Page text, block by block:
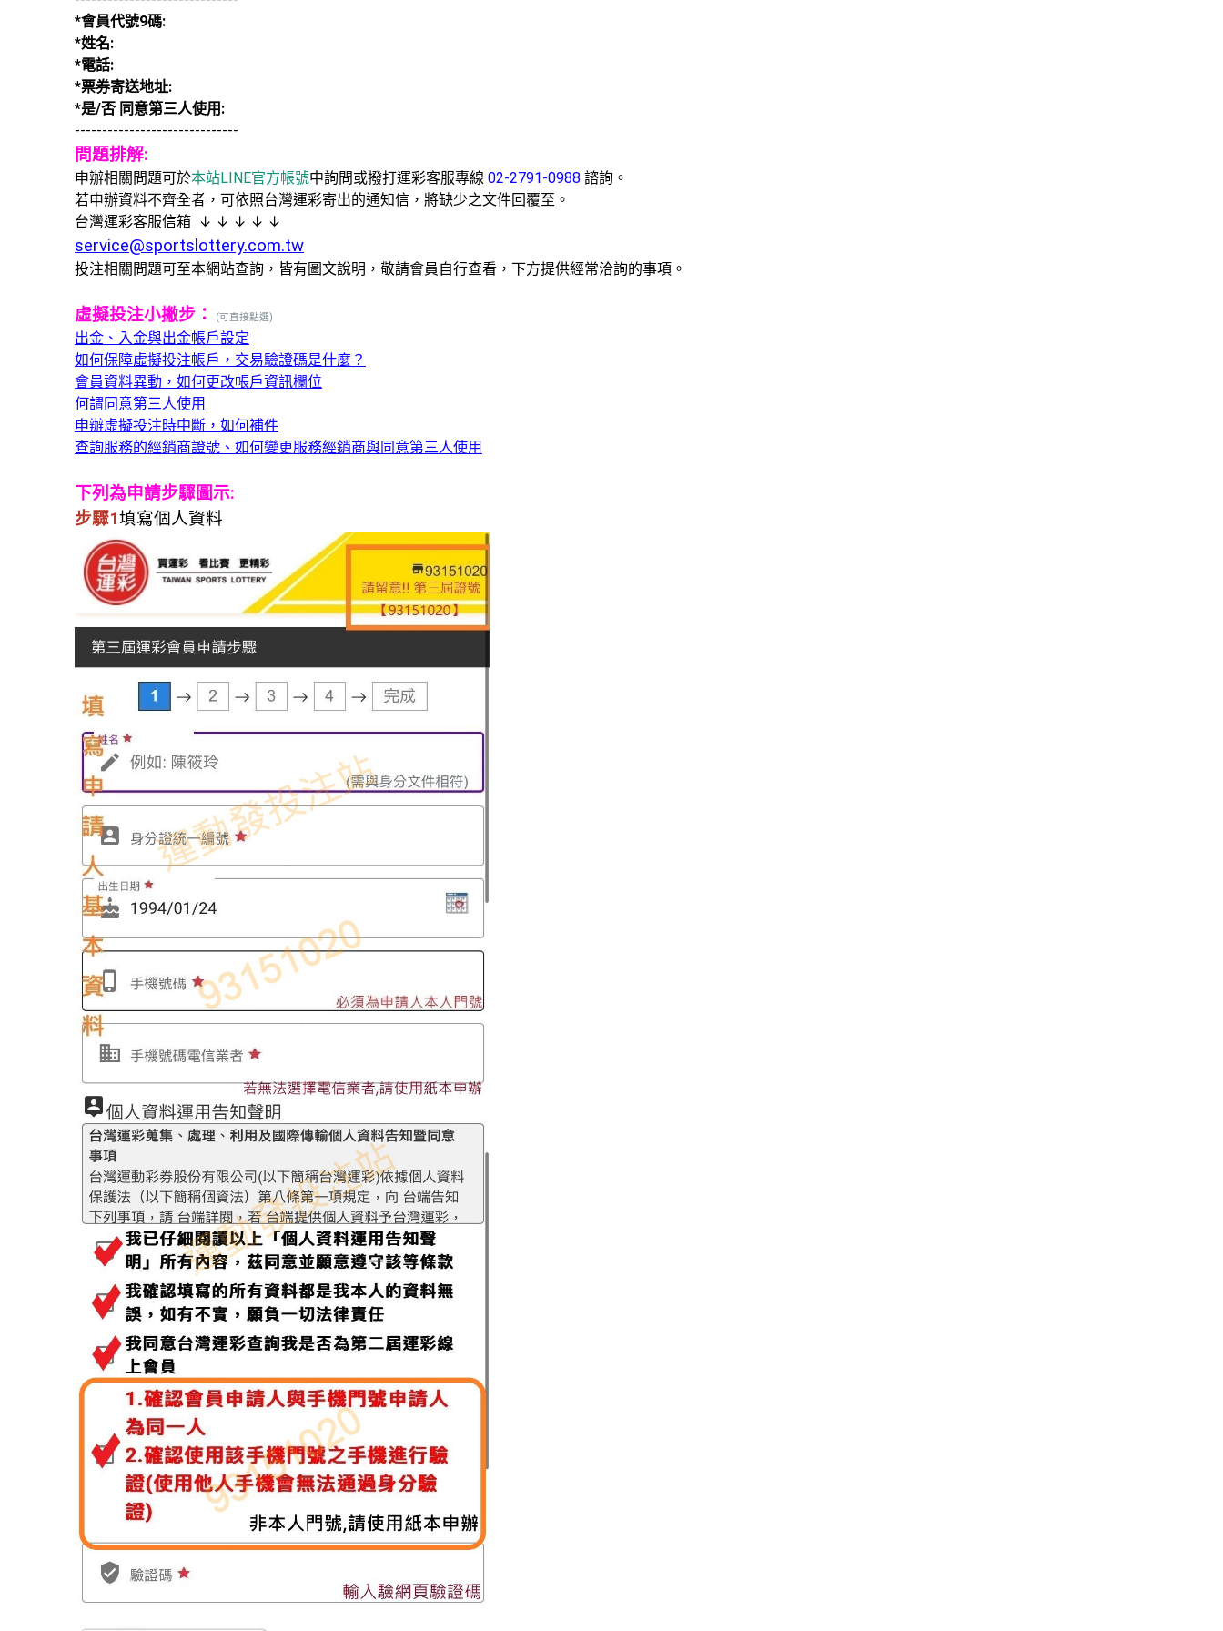
*會員代號9碼:
*姓名:
*電話:
*票券寄送地址:
*是/否 同意第三人使用:
------------------------------
問題排解:
申辦相關問題可於本站LINE官方帳號中詢問或撥打運彩客服專線 02-2791-0988 諮詢。
若申辦資料不齊全者，可依照台灣運彩寄出的通知信，將缺少之文件回覆至。
台灣運彩客服信箱 ↓ ↓ ↓ ↓ ↓
service@sportslottery.com.tw
投注相關問題可至本網站查詢，皆有圖文說明，敬請會員自行查看，下方提供經常洽詢的事項。
虛擬投注小撇步： (可直接點選)
出金、入金與出金帳戶設定
如何保障虛擬投注帳戶，交易驗證碼是什麼？
會員資料異動，如何更改帳戶資訊欄位
何謂同意第三人使用
申辦虛擬投注時中斷，如何補件
查詢服務的經銷商證號、如何變更服務經銷商與同意第三人使用
下列為申請步驟圖示:
步驟1填寫個人資料